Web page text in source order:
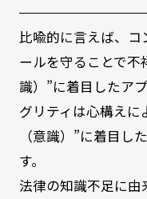
比喩的に言えば、
ールを守ることで不
識）”に着目したア
グリティは心構えに
（意識）”に着目し
す。
法律の知識不足に